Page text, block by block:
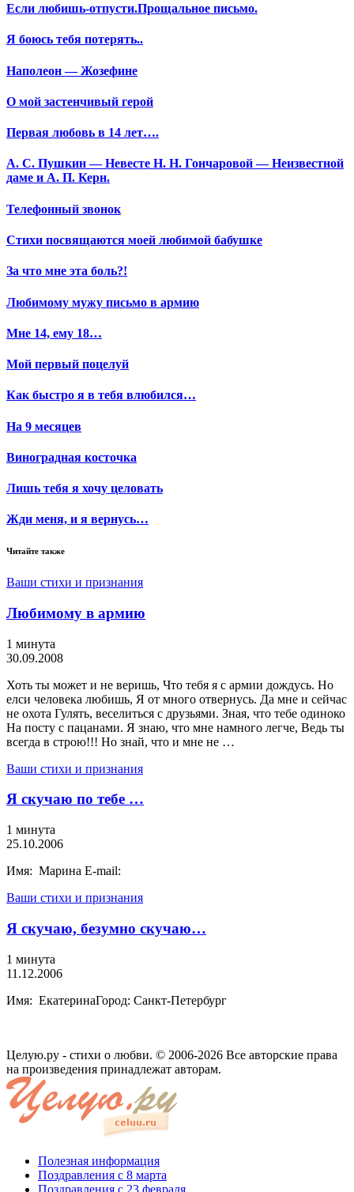
Если любишь-отпусти.Прощальное письмо.
Я боюсь тебя потерять..
Наполеон — Жозефине
О мой застенчивый герой
Первая любовь в 14 лет….
А. С. Пушкин — Невесте Н. Н. Гончаровой — Неизвестной
даме и А. П. Керн.
Телефонный звонок
Стихи посвящаются моей любимой бабушке
За что мне эта боль?!
Любимому мужу письмо в армию
Мне 14, ему 18…
Мой первый поцелуй
Как быстро я в тебя влюбился…
На 9 месяцев
Виноградная косточка
Лишь тебя я хочу целовать
Жди меня, и я вернусь…
Читайте также
Ваши стихи и признания
Любимому в армию
1 минута
30.09.2008
Хоть ты может и не веришь, Что тебя я с армии дождусь. Но
елси человека любишь, Я от много отвернусь. Да мне и сейчас
не охота Гулять, веселиться с друзьями. Зная, что тебе одиноко
На посту с пацанами. Я знаю, что мне намного легче, Ведь ты
всегда в строю!!! Но знай, что и мне не …
Ваши стихи и признания
Я скучаю по тебе …
1 минута
25.10.2006
Имя: Марина E-mail:
Ваши стихи и признания
Я скучаю, безумно скучаю…
1 минута
11.12.2006
Имя: ЕкатеринаГород: Санкт-Петербург
Целую.ру - стихи о любви. © 2006-2026 Все авторские права
на произведения принадлежат авторам.
Полезная информация
Поздравления с 8 марта
Поздравления с 23 февраля